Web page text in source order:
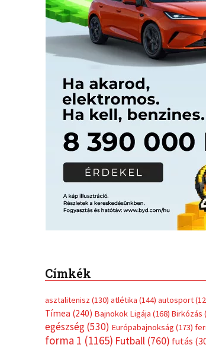
Címkék
asztalitenisz (130) atlétika (144) autosport
Tímea (240) Bajnokok Ligája (168) Birkózás
egészség(530) Európabajnokság (173)
forma 1 (1165) Futball(760) futás